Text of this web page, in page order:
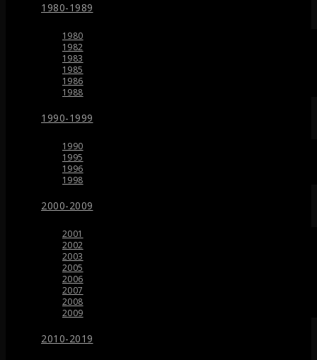
1980-1989
1980
1982
1983
1985
1986
1988
1990-1999
1990
1995
1996
1998
2000-2009
2001
2002
2003
2005
2006
2007
2008
2009
2010-2019